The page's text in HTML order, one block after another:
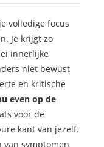
volledige focus
Je krijgt zo
innerlijke
niet bewust
en kritische
even op de
voor de
kant van jezelf.
van symptomen